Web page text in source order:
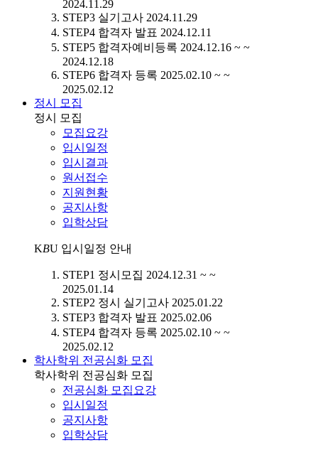
2024.11.29
STEP3 실기고사 2024.11.29
STEP4 합격자 발표 2024.12.11
STEP5 합격자예비등록 2024.12.16 ~ ~
2024.12.18
STEP6 합격자 등록 2025.02.10 ~ ~
2025.02.12
정시 모집
정시 모집
모집요강
입시일정
입시결과
원서접수
지원현황
공지사항
입학상담
KBU 입시일정 안내
STEP1 정시모집 2024.12.31 ~ ~
2025.01.14
STEP2 정시 실기고사 2025.01.22
STEP3 합격자 발표 2025.02.06
STEP4 합격자 등록 2025.02.10 ~ ~
2025.02.12
학사학위 전공심화 모집
학사학위 전공심화 모집
전공심화 모집요강
입시일정
공지사항
입학상담